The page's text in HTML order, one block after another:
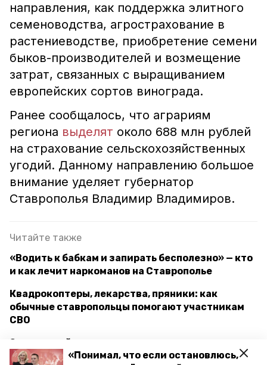
«Понимал, что если остановлюсь,
направления, как поддержка элитного
семеноводства, агрострахование в
растениеводстве, приобретение семени
быков-производителей и возмещение
затрат, связанных с выращиванием
европейских сортов винограда.
Ранее сообщалось, что аграриям
региона выделят около 688 млн рублей
на страхование сельскохозяйственных
угодий. Данному направлению большое
внимание уделяет губернатор
Ставрополья Владимир Владимиров.
Читайте также
«Водить к бабкам и запирать бесполезно» — кто
и как лечит наркоманов на Ставрополье
Квадрокоптеры, лекарства, пряники: как
обычные ставропольцы помогают участникам
СВО
Загадочный этнос: чем ставропольские казаки-
некрасовцы интересны российским учёным?